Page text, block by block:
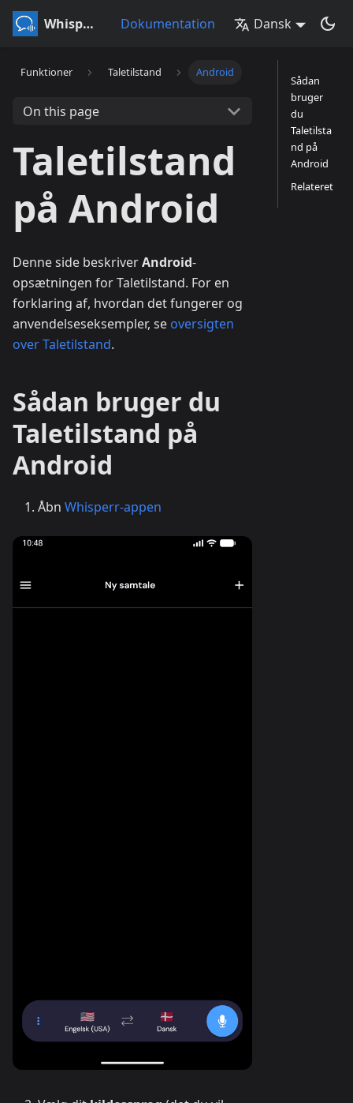
Whisperr Dokumentation Dansk
Funktioner Taletilstand Android
On this page
Taletilstand
på Android
Denne side beskriverAndroid-
opsætningen for Taletilstand. For en
forklaring af, hvordan det fungerer og
anvendelseseksempler, se oversigten
over Taletilstand.
Sådan bruger du
Taletilstand på
Android
Åbn Whisperr-appen
Sådan
bruger
du
Taletilsta
nd på
Android
Relateret